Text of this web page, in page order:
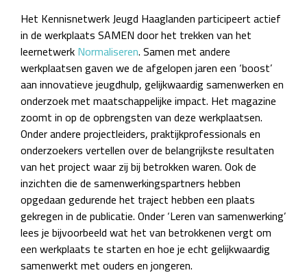
Het Kennisnetwerk Jeugd Haaglanden participeert actief
in de werkplaats SAMEN door het trekken van het
leernetwerkNormaliseren. Samen met andere
werkplaatsen gaven we de afgelopen jaren een ‘boost’
aan innovatieve jeugdhulp, gelijkwaardig samenwerken en
onderzoek met maatschappelijke impact. Het magazine
zoomt in op de opbrengsten van deze werkplaatsen.
Onder andere projectleiders, praktijkprofessionals en
onderzoekers vertellen over de belangrijkste resultaten
van het project waar zij bij betrokken waren. Ook de
inzichten die de samenwerkingspartners hebben
opgedaan gedurende het traject hebben een plaats
gekregen in de publicatie. Onder ‘Leren van samenwerking’
lees je bijvoorbeeld wat het van betrokkenen vergt om
een werkplaats te starten en hoe je echt gelijkwaardig
samenwerkt met ouders en jongeren.